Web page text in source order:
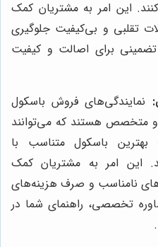
این امر به مشتریان کمک
تقلبی و بی‌کیفیت جلوگیری
تضمینی برای اصالت و کیفیت
نمایندگی‌های فروش باسکول
و متخصص هستند که می‌توانند
بهترین باسکول متناسب با
این امر به مشتریان کمک
نامناسب و صرف هزینه‌های
تخصصی، راهنمای شما در